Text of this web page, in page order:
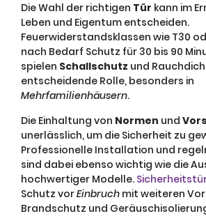
Die Wahl der richtigen Tür kann im
Leben und Eigentum entscheiden.
Feuerwiderstandsklassen wie T30
nach Bedarf Schutz für 30 bis 90
spielen Schallschutz und
entscheidende Rolle, besonders in
Mehrfamilienhäusern.
Die Einhaltung von Normen und
unerlässlich, um die Sicherheit zu
Professionelle Installation und
sind dabei ebenso wichtig wie die
hochwertiger Modelle.
Schutz vorEinbruch mit weiteren
Brandschutz und